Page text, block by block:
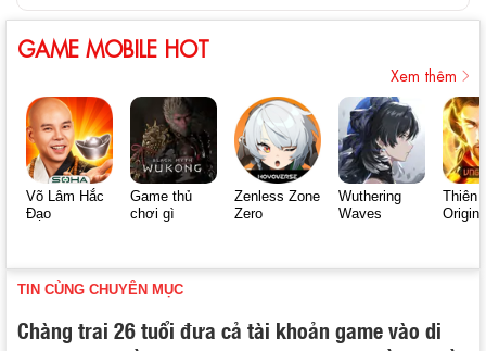
GAME MOBILE HOT
Xem thêm
Võ Lâm Hắc
Đạo
Game thủ
chơi gì
Zenless Zone
Zero
Wuthering
Waves
Thiên
Origin
TIN CÙNG CHUYÊN MỤC
Chàng trai 26 tuổi đưa cả tài khoản game vào di